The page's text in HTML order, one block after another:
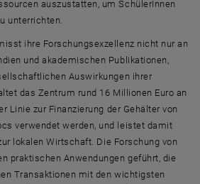
auszustatten, um SchülerInnen
unterrichten.
ihre Forschungsexzellenz nicht nur an
und akademischen Publikationen,
Auswirkungen ihrer
das Zentrum rund 16 Millionen Euro an
Linie zur Finanzierung der Gehälter von
verwendet werden, und leistet damit
lokalen Wirtschaft. Die Forschung von
praktischen Anwendungen geführt, die
Transaktionen mit den wichtigsten